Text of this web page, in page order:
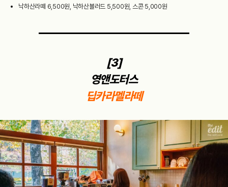
낙하산라떼 6,500원, 낙하산블러드 5,500원, 스콘 5,000원
[3]
영앤도터스
딥카라멜라떼